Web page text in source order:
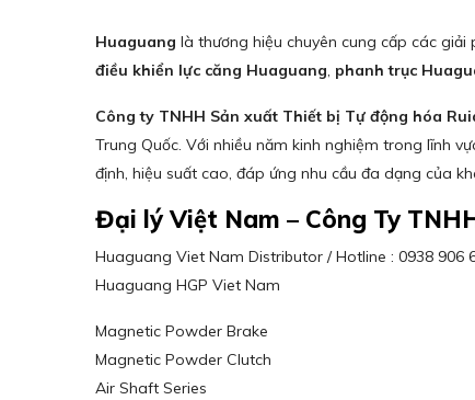
Huaguang là thương hiệu chuyên cung cấp các
điều khiển lực căng Huaguang, phanh trục
Công ty TNHH Sản xuất Thiết bị Tự động hóa
Trung Quốc. Với nhiều năm kinh nghiệm trong lĩnh
định, hiệu suất cao, đáp ứng nhu cầu đa dạng của
Đại lý Việt Nam – Công Ty
Huaguang Viet Nam Distributor / Hotline : 0938 906
Huaguang HGP Viet Nam
Magnetic Powder Brake
Magnetic Powder Clutch
Air Shaft Series